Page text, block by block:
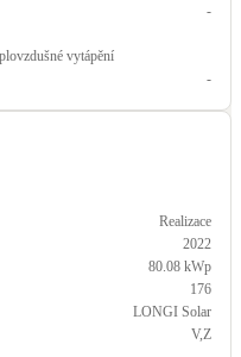
-
vytápění
-
Realizace
2022
80.08 kWp
176
LONGI Solar
V,Z